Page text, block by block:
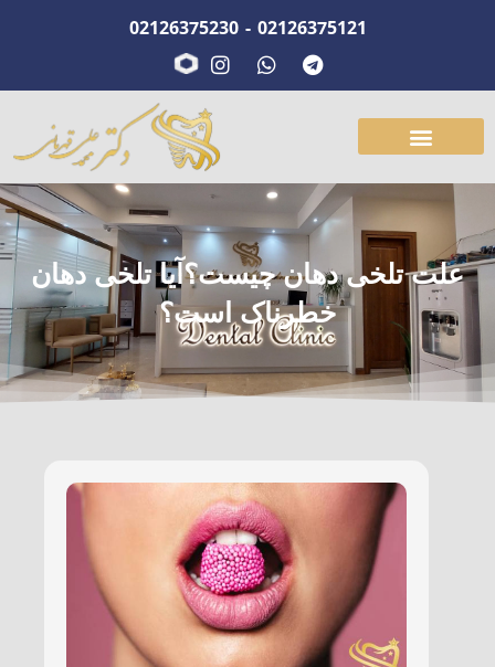
02126375121
-
02126375230
علت تلخی دهان چیست؟آیا تلخی دهان
خطرناک است؟